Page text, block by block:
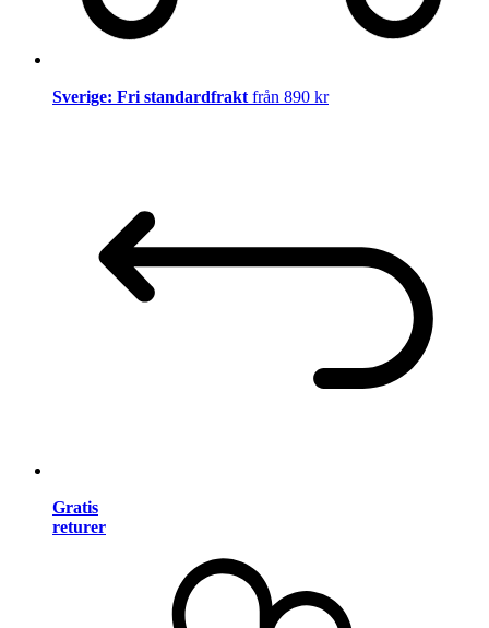
Sverige: Fri standardfrakt från 890 kr
Gratis
returer